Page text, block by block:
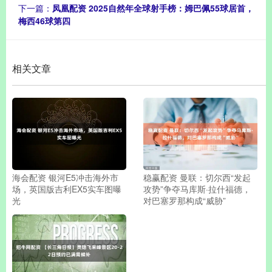
下一篇： 凤凰配资 2025自然年全球射手榜：姆巴佩55球居首，
梅西46球第四
相关文章
海会配资 银河E5冲击海外市
场，英国版吉利EX5实车图曝
光
稳赢配资 曼联：切尔西“发起
攻势”争夺马库斯·拉什福德，
对巴塞罗那构成“威胁”